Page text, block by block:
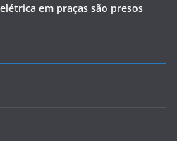
em praças são presos